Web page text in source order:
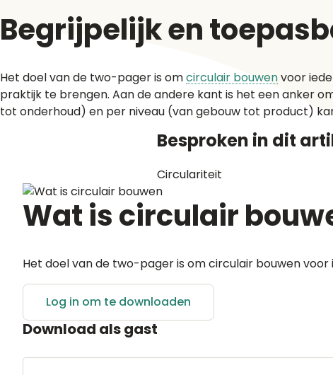
Begrijpelijk en
Het doel van de two-pager is omcirculair bouwenvoor
praktijk te brengen. Aan de andere kant is het een anker
tot onderhoud) en per niveau (van gebouw tot product)
Besproken in dit
Circulariteit
Wat is circulair
Het doel van de two-pager is om circulair bouwen
Log in om te downloaden
Download als gast
Naam